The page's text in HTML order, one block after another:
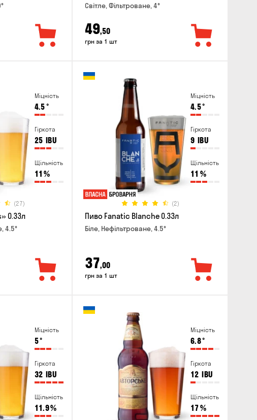
Світле, Фільтроване, 4°
49,50
грн за 1 шт
Міцність
4.5°
Гіркота
25 IBU
Щільність
11 %
(27)
0.33л
4.5°
Міцність
4.5°
Гіркота
9 IBU
Щільність
11 %
(2)
Пиво Fanatic Blanche 0.33л
Біле, Нефільтроване, 4.5°
37,00
грн за 1 шт
Міцність
5°
Гіркота
32 IBU
Щільність
11.9%
Міцність
6.8°
Гіркота
12 IBU
Щільність
17%